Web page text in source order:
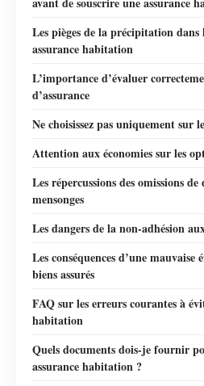
Les pièges de la précipitation
assurance habitation
L’importance d’évaluer
d’assurance
Ne choisissez pas uniquement sur
Attention aux économies sur les
Les répercussions des omissions
mensonges
Les dangers de la non-adhésion
Les conséquences d’une
biens assurés
FAQ sur les erreurs courantes à
habitation
Quels documents dois-je fournir
assurance habitation ?